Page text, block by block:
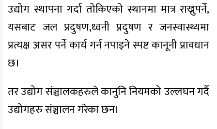
उद्योग स्थापना गर्दा तोकिएको स्थानमा मात्र राख्नुपर्ने,
यसबाट जल प्रदुषण,ध्वनी प्रदुषण र जनस्वास्थ्यमा
प्रत्यक्ष असर पर्ने कार्य गर्न नपाइने स्पष्ट कानूनी प्रावधान
छ।
तर उद्योग संञ्चालकहरुले कानुनि नियमको उल्लघन गर्दै
उद्योगहरु संञ्चालन गरेका छन।